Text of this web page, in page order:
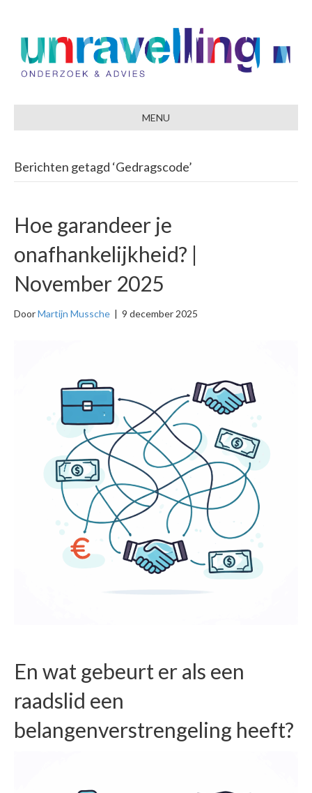
MENU
Berichten getagd ‘Gedragscode’
Hoe garandeer je
onafhankelijkheid? |
November 2025
DoorMartijn Mussche | 9 december 2025
En wat gebeurt er als een
raadslid een
belangenverstrengeling heeft?